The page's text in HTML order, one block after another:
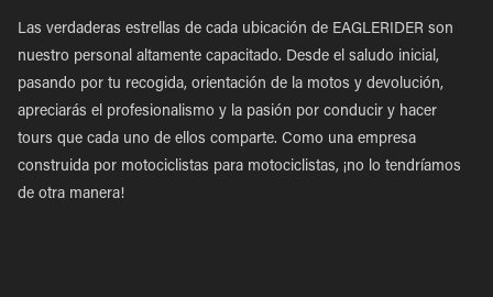
Las verdaderas estrellas de cada ubicación de EAGLERIDER son
nuestro personal altamente capacitado. Desde el saludo inicial,
pasando por tu recogida, orientación de la motos y devolución,
apreciarás el profesionalismo y la pasión por conducir y hacer
tours que cada uno de ellos comparte. Como una empresa
construida por motociclistas para motociclistas, ¡no lo tendríamos
de otra manera!